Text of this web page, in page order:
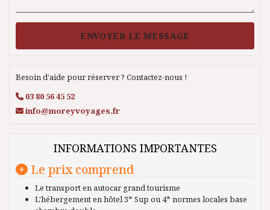
ENVOYER LE MESSAGE
Besoin d'aide pour réserver ? Contactez-nous !
03 80 56 45 52
info@moreyvoyages.fr
INFORMATIONS IMPORTANTES
Le prix comprend
Le transport en autocar grand tourisme
L'hébergement en hôtel 3* Sup ou 4* normes locales base